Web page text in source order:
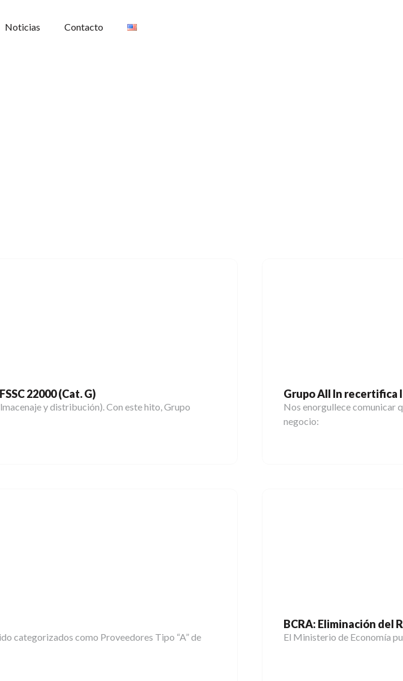
Noticias Contacto
22000 (Cat. G)
y distribución). Con este hito, Grupo
Grupo All In recertifica
Nos enorgullece comunicar
negocio:
categorizados como Proveedores Tipo “A” de
BCRA: Eliminación del
El Ministerio de Economía